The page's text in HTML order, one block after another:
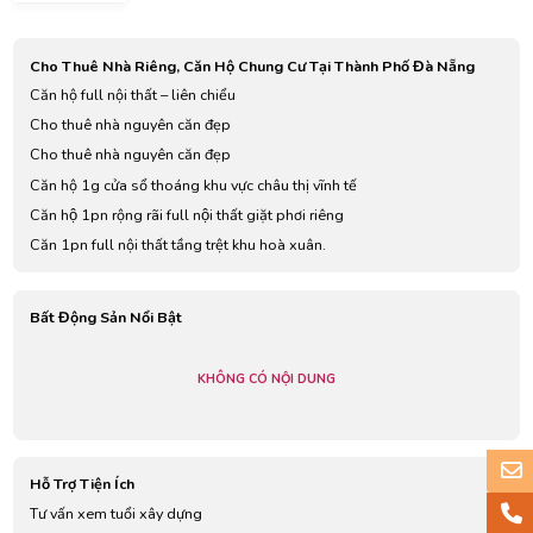
Cho Thuê Nhà Riêng, Căn Hộ Chung Cư Tại Thành Phố Đà Nẵng
Căn hộ full nội thất – liên chiểu
Cho thuê nhà nguyên căn đẹp
Cho thuê nhà nguyên căn đẹp
Căn hộ 1g cửa sổ thoáng khu vực châu thị vĩnh tế
Căn hộ 1pn rộng rãi full nội thất giặt phơi riêng
Căn 1pn full nội thất tầng trệt khu hoà xuân.
Bất Động Sản Nổi Bật
KHÔNG CÓ NỘI DUNG
Hỗ Trợ Tiện Ích
Tư vấn xem tuổi xây dựng